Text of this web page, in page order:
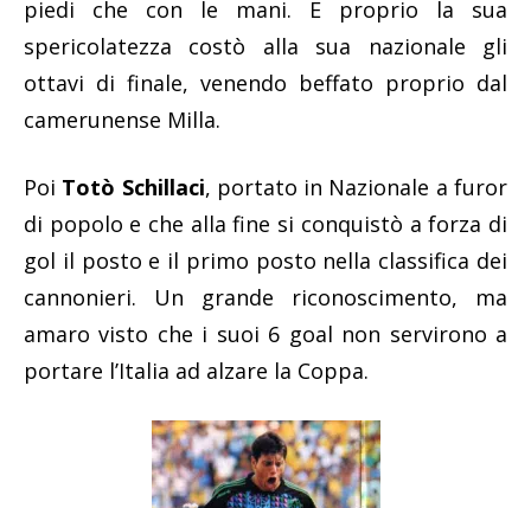
piedi che con le mani. E proprio la sua
spericolatezza costò alla sua nazionale gli
ottavi di finale, venendo beffato proprio dal
camerunense Milla.
Poi Totò Schillaci, portato in Nazionale a furor
di popolo e che alla fine si conquistò a forza di
gol il posto e il primo posto nella classifica dei
cannonieri. Un grande riconoscimento, ma
amaro visto che i suoi 6 goal non servirono a
portare l’Italia ad alzare la Coppa.